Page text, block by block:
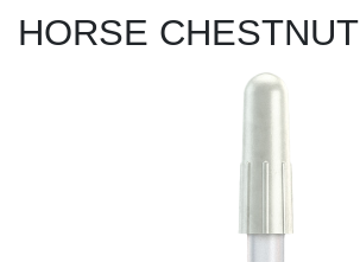
HORSE CHESTNUT